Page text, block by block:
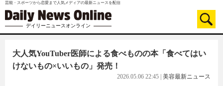
芸能・スポーツから恋愛まで人気メディアの最新ニュースを配信
デイリーニュースオンライン
大人気YouTuber医師による食べものの本「食べてはい
けないもの×いいもの」発売！
2026.05.06 22:45 美容最新ニュース